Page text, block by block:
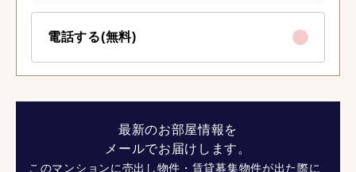
電話する(無料)
最新のお部屋情報を
メールでお届けします。
このマンションに売出し物件・賃貸募集物件が出た際に